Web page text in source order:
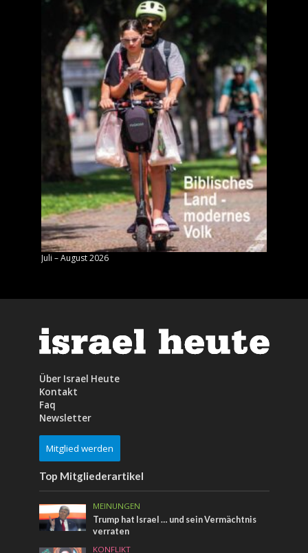
Juli – August 2026
Über Israel Heute
Kontakt
Faq
Newsletter
Mitglied werden
Top Mitgliederartikel
MEINUNGEN
Trump hat Israel … und sein Vermächtnis
verraten
KONFLIKT